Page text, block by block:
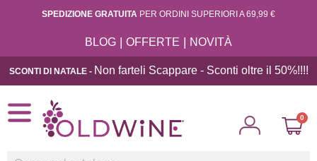
SPEDIZIONE GRATUITA PER ORDINI SUPERIORI A 69,99 €
BLOG | OFFERTE | NOVITÀ
SCONTI DI NATALE - Non farteli Scappare - Sconti oltre il 50%!!!!